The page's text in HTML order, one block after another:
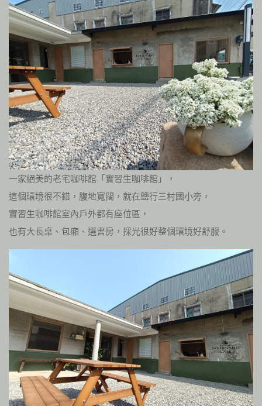
一家絕美的老宅咖啡館「實習生咖啡館」，
這個環境很不錯，腹地寬闊，就在鹽行三村國小旁，
實習生咖啡館室內戶外都有座位區，
也有大長桌、包廂、選書房，採光很好整個環境好舒服。